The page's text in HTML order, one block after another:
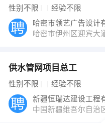
性别不限 经验不限
哈密市领艺广告设计
哈密市伊州区迎宾大
供水管网项目总工
性别不限 经验不限
中国新疆维吾尔自治